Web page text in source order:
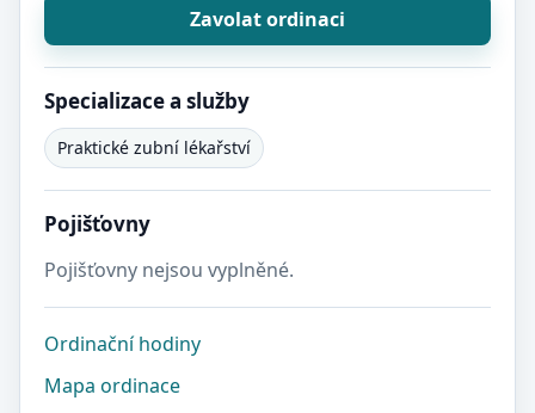
Zavolat ordinaci
Specializace a služby
Praktické zubní lékařství
Pojišťovny
Pojišťovny nejsou vyplněné.
Ordinační hodiny
Mapa ordinace